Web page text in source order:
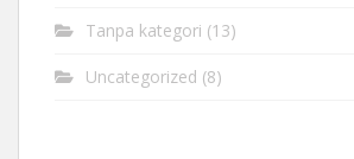
Tanpa kategori (13)
Uncategorized (8)